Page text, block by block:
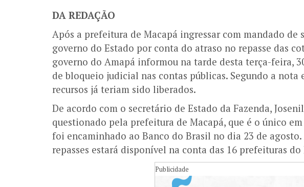
DA REDAÇÃO
Após a prefeitura de Macapá ingressar com mandado de
governo do Estado por conta do atraso no repasse das
governo do Amapá informou na tarde desta terça-feira,
de bloqueio judicial nas contas públicas. Segundo a
recursos já teriam sido liberados.
De acordo com o secretário de Estado da Fazenda,
questionado pela prefeitura de Macapá, que é o único
foi encaminhado ao Banco do Brasil no dia 23 de agosto.
repasses estará disponível na conta das 16 prefeituras do
Publicidade